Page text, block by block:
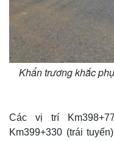
Thế giới
Quan sát
Cuộc sống đó đây
Khẩn trương khắc
Các vị trí
Km399+330 (trái